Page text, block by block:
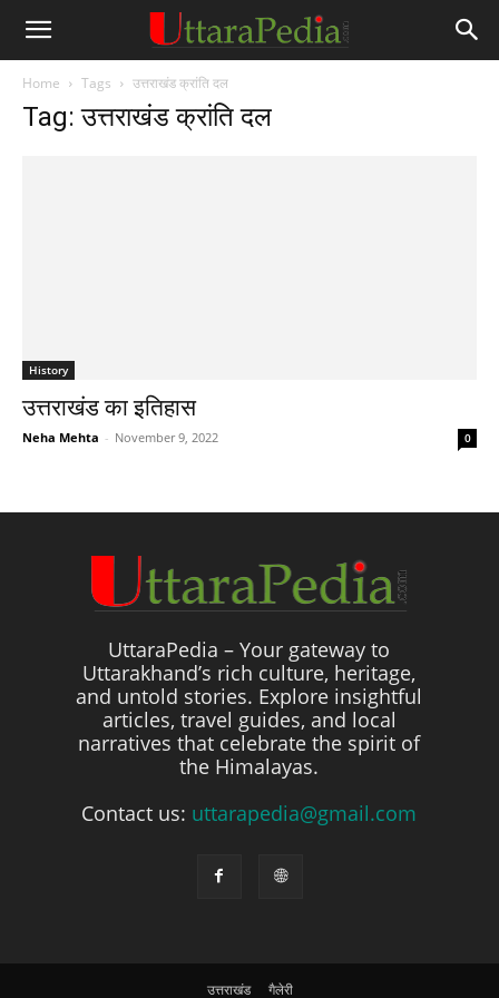
Home Tags उत्तराखंड क्रांति दल
Tag: उत्तराखंड क्रांति दल
History
उत्तराखंड का इतिहास
Neha Mehta - November 9, 2022 0
UttaraPedia – Your gateway to
Uttarakhand’s rich culture, heritage,
and untold stories. Explore insightful
articles, travel guides, and local
narratives that celebrate the spirit of
the Himalayas.
Contact us: uttarapedia@gmail.com
उत्तराखंड गैलेरी